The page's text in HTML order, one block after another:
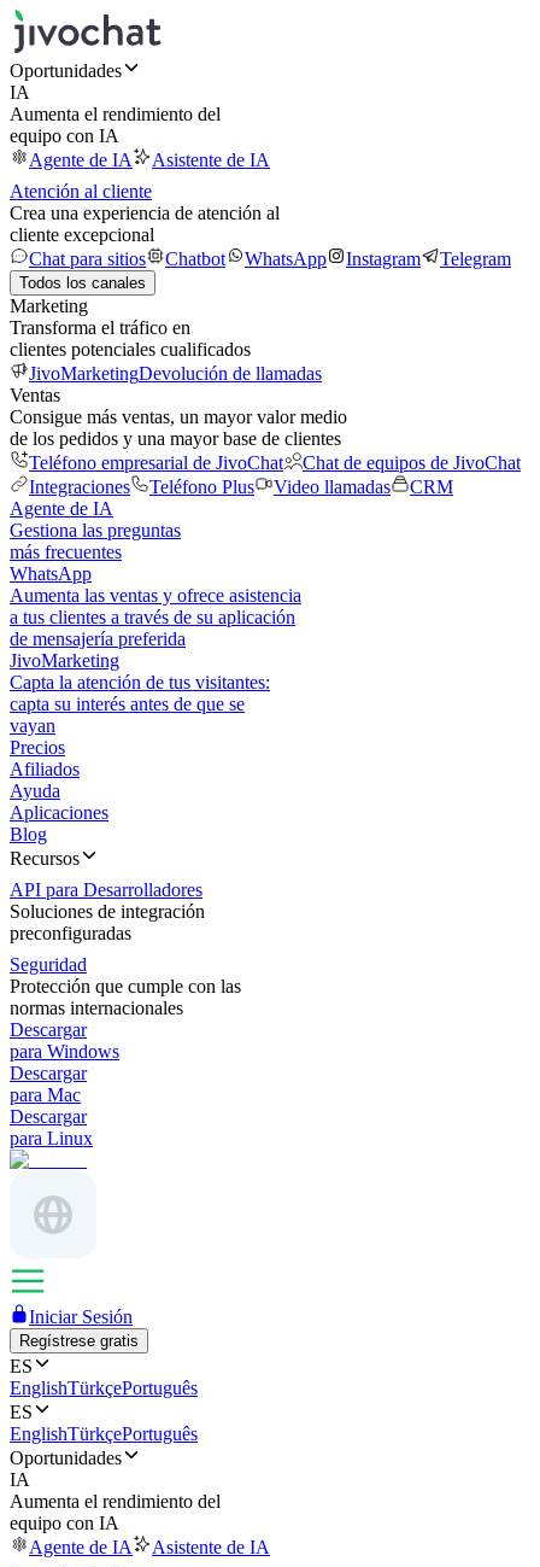
Oportunidades
IA
Aumenta el rendimiento del
equipo con IA
Agente de IA
Asistente de IA
Atención al cliente
Crea una experiencia de atención al
cliente excepcional
Chat para sitios
Chatbot WhatsApp Instagram Telegram
Todos los canales
Marketing
Transforma el tráfico en
clientes potenciales cualificados
JivoMarketingDevolución de llamadas
Ventas
Consigue más ventas, un mayor valor medio
de los pedidos y una mayor base de clientes
Teléfono empresarial de JivoChat
Chat de equipos de JivoChat
Integraciones
Teléfono Plus Video llamadas
CRM
Agente de IA
Gestiona las preguntas
más frecuentes
WhatsApp
Aumenta las ventas y ofrece asistencia
a tus clientes a través de su aplicación
de mensajería preferida
JivoMarketing
Capta la atención de tus visitantes:
capta su interés antes de que se
vayan
Precios
Afiliados
Ayuda
Aplicaciones
Blog
Recursos
API para Desarrolladores
Soluciones de integración
preconfiguradas
Seguridad
Protección que cumple con las
normas internacionales
Descargar
para Windows
Descargar
para Mac
Descargar
para Linux
Iniciar Sesión
Regístrese gratis
ES
EnglishTürkçePortuguês
ES
EnglishTürkçePortuguês
Oportunidades
IA
Aumenta el rendimiento del
equipo con IA
Agente de IA
Asistente de IA